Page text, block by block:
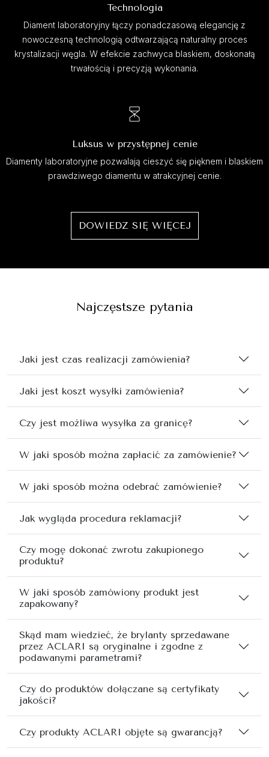
Technologia
Diament laboratoryjny łączy ponadczasową elegancję z
nowoczesną technologią odtwarzającą naturalny proces
krystalizacji węgla. W efekcie zachwyca blaskiem, doskonałą
trwałością i precyzją wykonania.
Luksus w przystępnej cenie
Diamenty laboratoryjne pozwalają cieszyć się pięknem i blaskiem
prawdziwego diamentu w atrakcyjnej cenie.
DOWIEDZ SIĘ WIĘCEJ
Najczęstsze pytania
Jaki jest czas realizacji zamówienia?
Jaki jest koszt wysyłki zamówienia?
Czy jest możliwa wysyłka za granicę?
W jaki sposób można zapłacić za zamówienie?
W jaki sposób można odebrać zamówienie?
Jak wygląda procedura reklamacji?
Czy mogę dokonać zwrotu zakupionego
produktu?
W jaki sposób zamówiony produkt jest
zapakowany?
Skąd mam wiedzieć, że brylanty sprzedawane
przez ACLARI są oryginalne i zgodne z
podawanymi parametrami?
Czy do produktów dołączane są certyfikaty
jakości?
Czy produkty ACLARI objęte są gwarancją?